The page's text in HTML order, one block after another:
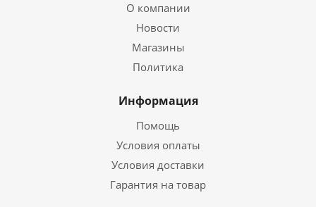
О компании
Новости
Магазины
Политика
Информация
Помощь
Условия оплаты
Условия доставки
Гарантия на товар